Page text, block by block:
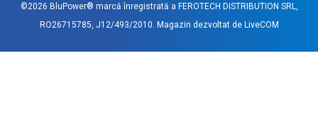
©2026 BluPower® marcă înregistrată a FEROTECH DISTRIBUTION SRL,
RO26715785, J12/493/2010. Magazin dezvoltat de LiveCOM